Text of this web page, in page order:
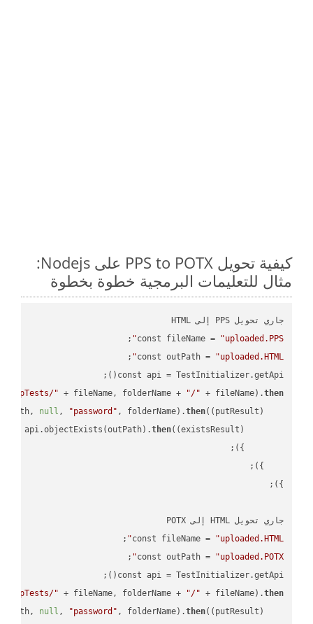
كيفية تحويل PPS to POTX على Nodejs:
مثال للتعليمات البرمجية خطوة بخطوة
const fileName =
"uploaded.PPS"
const outPath =
"uploaded.HTML"
const api = TestInitializer.getApi();
"TempTests/" + fileName, folderName + "/" + fileName).then
null , "password" , folderName).then( (putResult)
api.objectExists(outPath).then( (existsResult)
const fileName =
"uploaded.HTML"
const outPath =
"uploaded.POTX"
const api = TestInitializer.getApi();
"TempTests/" + fileName, folderName + "/" + fileName).then
null , "password" , folderName).then( (putResult)